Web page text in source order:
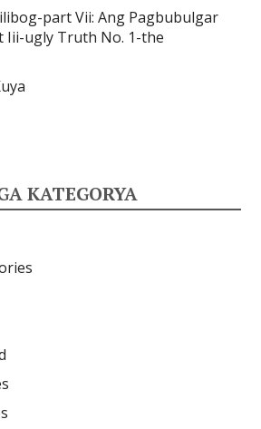
part Vii: Ang Pagbubulgar
Iii-ugly Truth No. 1-the
KATEGORYA